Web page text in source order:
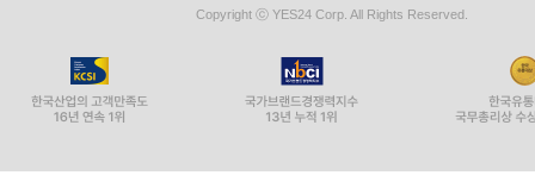
Copyright ⓒ YES24 Corp. All Rights Reserved.